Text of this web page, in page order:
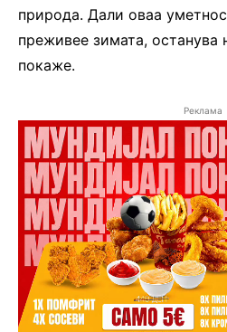
природа. Дали оваа
преживее зимата, останува
покаже.
Реклама